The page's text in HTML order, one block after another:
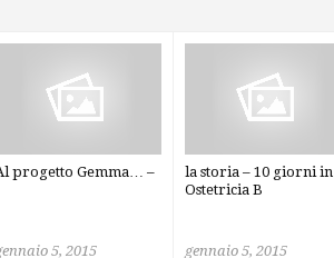
progetto Gemma… –
5, 2015
la storia – 10 giorni in
Ostetricia B
gennaio 5, 2015